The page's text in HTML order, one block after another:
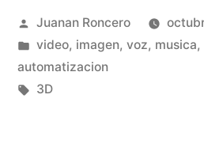
r
Publicado
por
Juanan Roncero
Publicado
en
video, imagen, voz,
automatizacion
Etiquetas:
3D